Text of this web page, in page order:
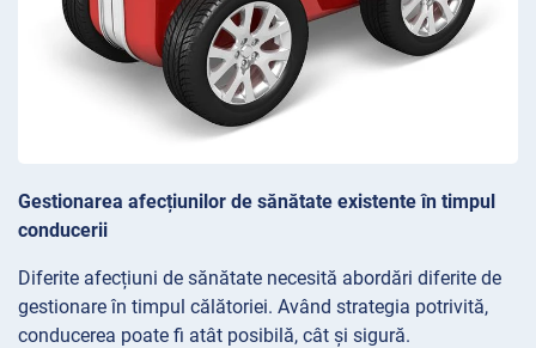
Gestionarea afecțiunilor de sănătate existente în timpul
conducerii
Diferite afecțiuni de sănătate necesită abordări diferite de
gestionare în timpul călătoriei. Având strategia potrivită,
conducerea poate fi atât posibilă, cât și sigură.